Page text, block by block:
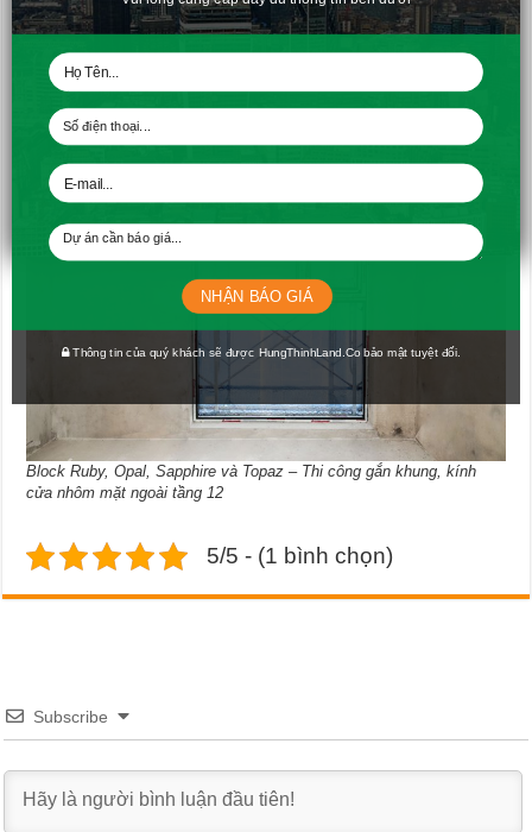
Block Ruby, Opal, Sapphire và Topaz – Thi công gắn khung, kính
cửa nhôm mặt ngoài tầng 12
Block Ruby, Opal, Sapphire và Topaz – Thi công gắn khung, kính
cửa nhôm mặt ngoài tầng 12
5/5 - (1 bình chọn)
Subscribe
Thông tin của quý khách sẽ được HungThinhLand.Co bảo mật tuyệt đối.
NHẬN BÁO GIÁ